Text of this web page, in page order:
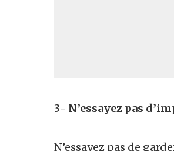
3- N’essayez pas
N’essayez pas de